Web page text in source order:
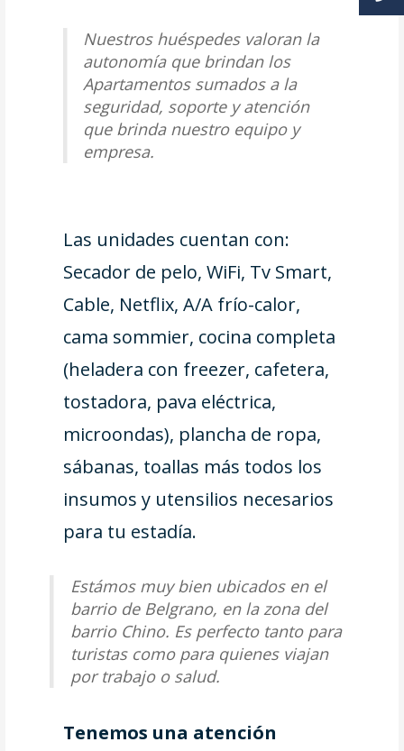
Nuestros huéspedes valoran la
autonomía que brindan los
Apartamentos sumados a la
seguridad, soporte y atención
que brinda nuestro equipo y
empresa.
Las unidades cuentan con:
Secador de pelo, WiFi, Tv Smart,
Cable, Netflix, A/A frío-calor,
cama sommier, cocina completa
(heladera con freezer, cafetera,
tostadora, pava eléctrica,
microondas), plancha de ropa,
sábanas, toallas más todos los
insumos y utensilios necesarios
para tu estadía.
Estámos muy bien ubicados en el
barrio de Belgrano, en la zona del
barrio Chino. Es perfecto tanto para
turistas como para quienes viajan
por trabajo o salud.
Tenemos una atención